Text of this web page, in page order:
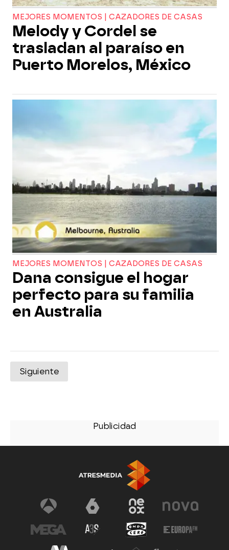
MEJORES MOMENTOS | CAZADORES DE CASAS
Melody y Cordel se
trasladan al paraíso en
Puerto Morelos, México
MEJORES MOMENTOS | CAZADORES DE CASAS
Dana consigue el hogar
perfecto para su familia
en Australia
Siguiente